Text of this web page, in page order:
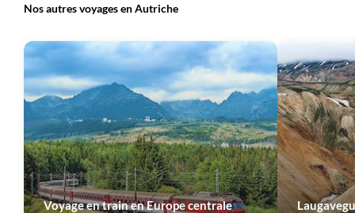
Nos autres voyages en Autriche
Voyage en train en Europe centrale